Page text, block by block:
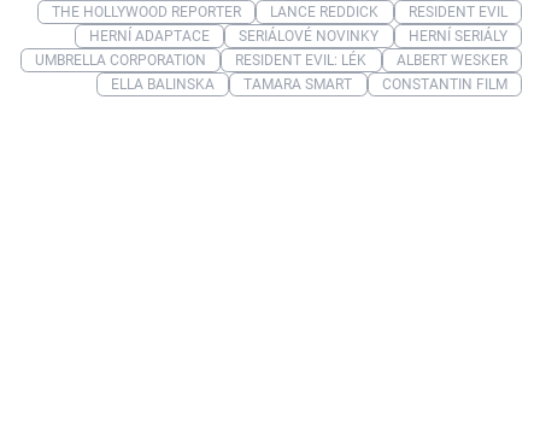
THE HOLLYWOOD REPORTER
LANCE REDDICK
RESIDENT EVIL
HERNÍ ADAPTACE
SERIÁLOVÉ NOVINKY
HERNÍ SERIÁLY
UMBRELLA CORPORATION
RESIDENT EVIL: LÉK
ALBERT WESKER
ELLA BALINSKA
TAMARA SMART CONSTANTIN FILM